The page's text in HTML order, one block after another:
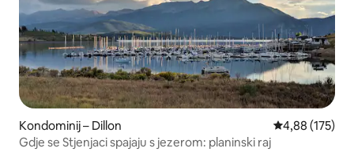
Kondominij – Dillon Prosječna
4,88 (175)
Gdje se Stjenjaci spajaju s jezerom: planinski raj